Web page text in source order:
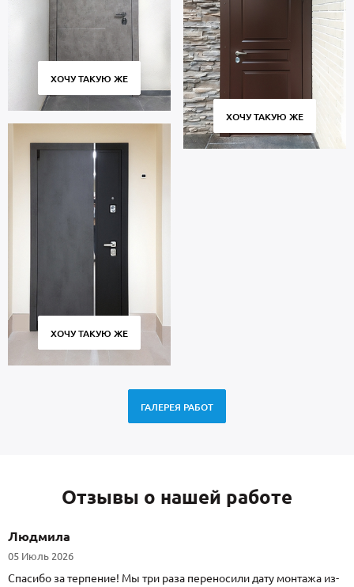
ХОЧУ ТАКУЮ ЖЕ
ХОЧУ ТАКУЮ ЖЕ
ХОЧУ ТАКУЮ ЖЕ
ГАЛЕРЕЯ РАБОТ
Отзывы о нашей работе
Людмила
05 Июль 2026
Спасибо за терпение! Мы три раза переносили дату монтажа из-